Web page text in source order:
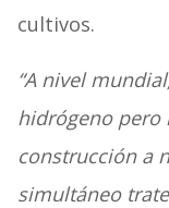
cultivos.
“A nivel
hidrógeno pero
construcción a
simultáneo